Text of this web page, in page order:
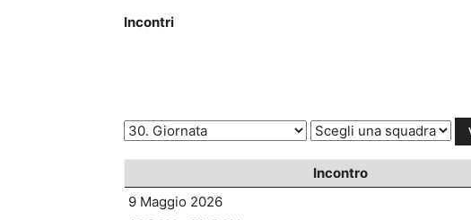
Incontri
Incontro
9 Maggio 2026